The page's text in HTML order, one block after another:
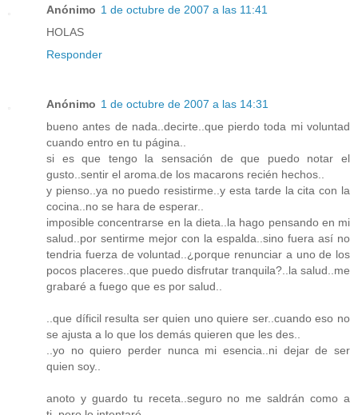
Anónimo 1 de octubre de 2007 a las 11:41
HOLAS
Responder
Anónimo 1 de octubre de 2007 a las 14:31
bueno antes de nada..decirte..que pierdo toda mi voluntad
cuando entro en tu página..
si es que tengo la sensación de que puedo notar el
gusto..sentir el aroma.de los macarons recién hechos..
y pienso..ya no puedo resistirme..y esta tarde la cita con la
cocina..no se hara de esperar..
imposible concentrarse en la dieta..la hago pensando en mi
salud..por sentirme mejor con la espalda..sino fuera así no
tendria fuerza de voluntad..¿porque renunciar a uno de los
pocos placeres..que puedo disfrutar tranquila?..la salud..me
grabaré a fuego que es por salud..
..que díficil resulta ser quien uno quiere ser..cuando eso no
se ajusta a lo que los demás quieren que les des..
..yo no quiero perder nunca mi esencia..ni dejar de ser
quien soy..
anoto y guardo tu receta..seguro no me saldrán como a